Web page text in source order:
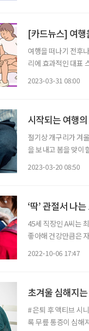
[카드뉴스] 여행
여행을 떠나기 전후나
리에 효과적인 대표 스트레칭 법 두
2023-03-31 08:00
시작되는 여행
절기상 개구리가 겨
을 보내고 봄을 맞이
2023-03-20 08:50
‘딱’ 관절서 나
45세 직장인 A씨는
좋아해 건강만큼은
2022-10-06 17:47
초겨울 심해지
# 은퇴 후 액티브 시
록 무릎 통증이 심해